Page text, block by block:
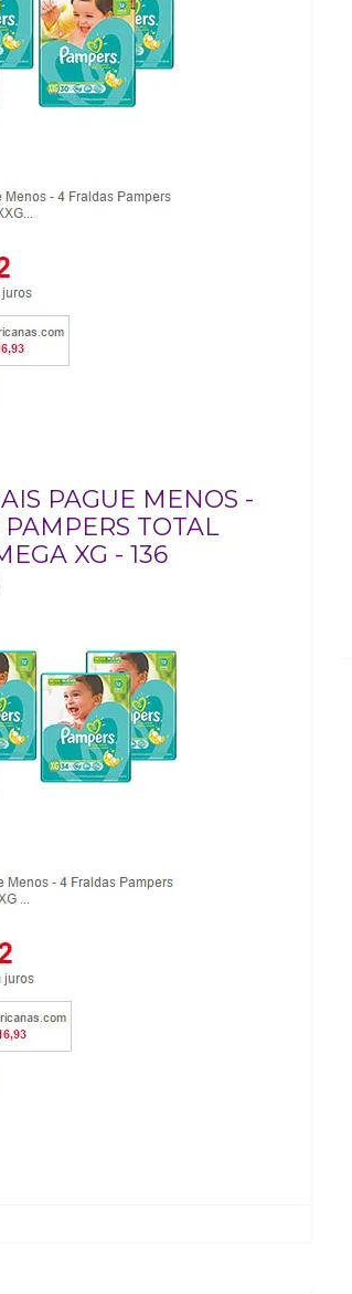
PAGUE MENOS -
TOTAL
XG - 136